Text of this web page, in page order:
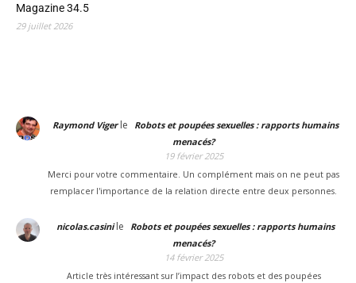
Magazine 34.5
29 juillet 2026
Raymond Vigerle
Robots et poupées sexuelles : rapports humains
menacés?
19 février 2025
Merci pour votre commentaire. Un complément mais on ne peut pas
remplacer l'importance de la relation directe entre deux personnes.
nicolas.casinile
Robots et poupées sexuelles : rapports humains
menacés?
14 février 2025
Article très intéressant sur l’impact des robots et des poupées